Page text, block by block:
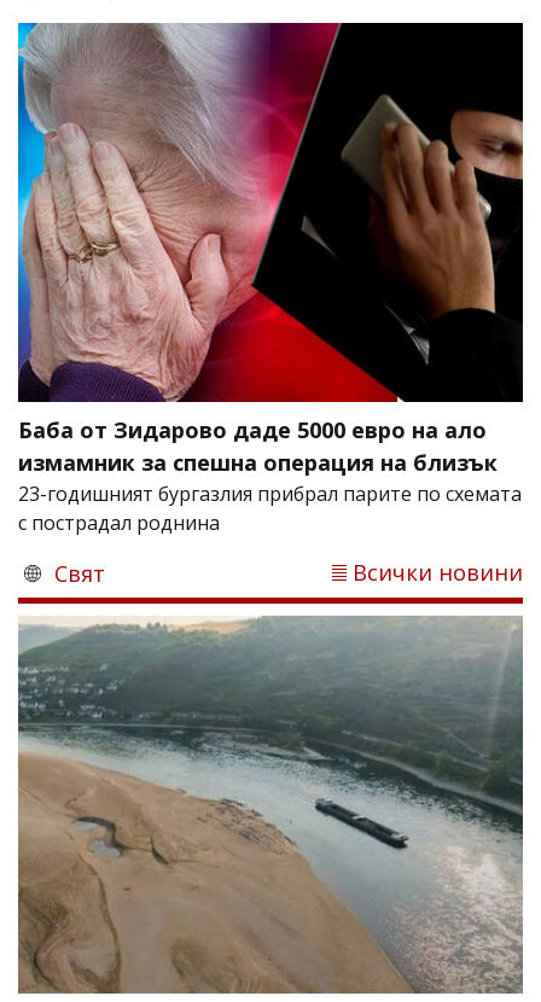
Баба от Зидарово даде 5000 евро на ало
измамник за спешна операция на близък
23-годишният бургазлия прибрал парите по схемата
с пострадал роднина
Свят Всички новини